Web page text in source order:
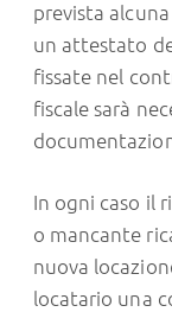
prevista
un attestato
fissate nel
fiscale sarà
In ogni caso il
o mancante
nuova
locatario una